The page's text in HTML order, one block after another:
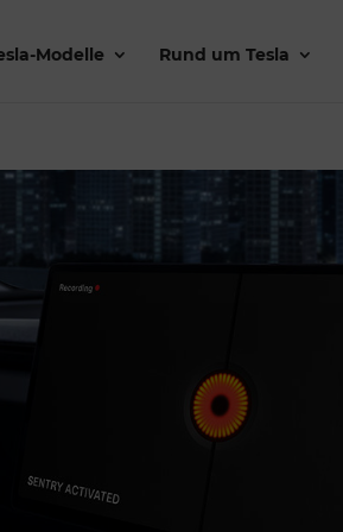
Modelle Rund um Tesla